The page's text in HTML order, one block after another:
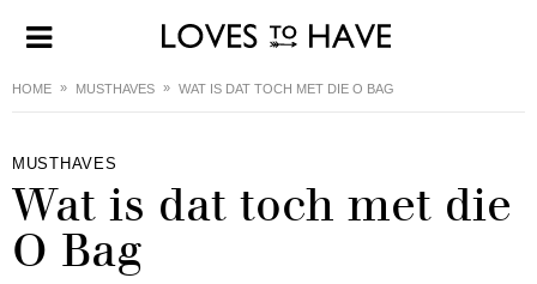
HOME MUSTHAVES WAT IS DAT TOCH MET DIE O BAG
MUSTHAVES
Wat is dat toch met die
O Bag